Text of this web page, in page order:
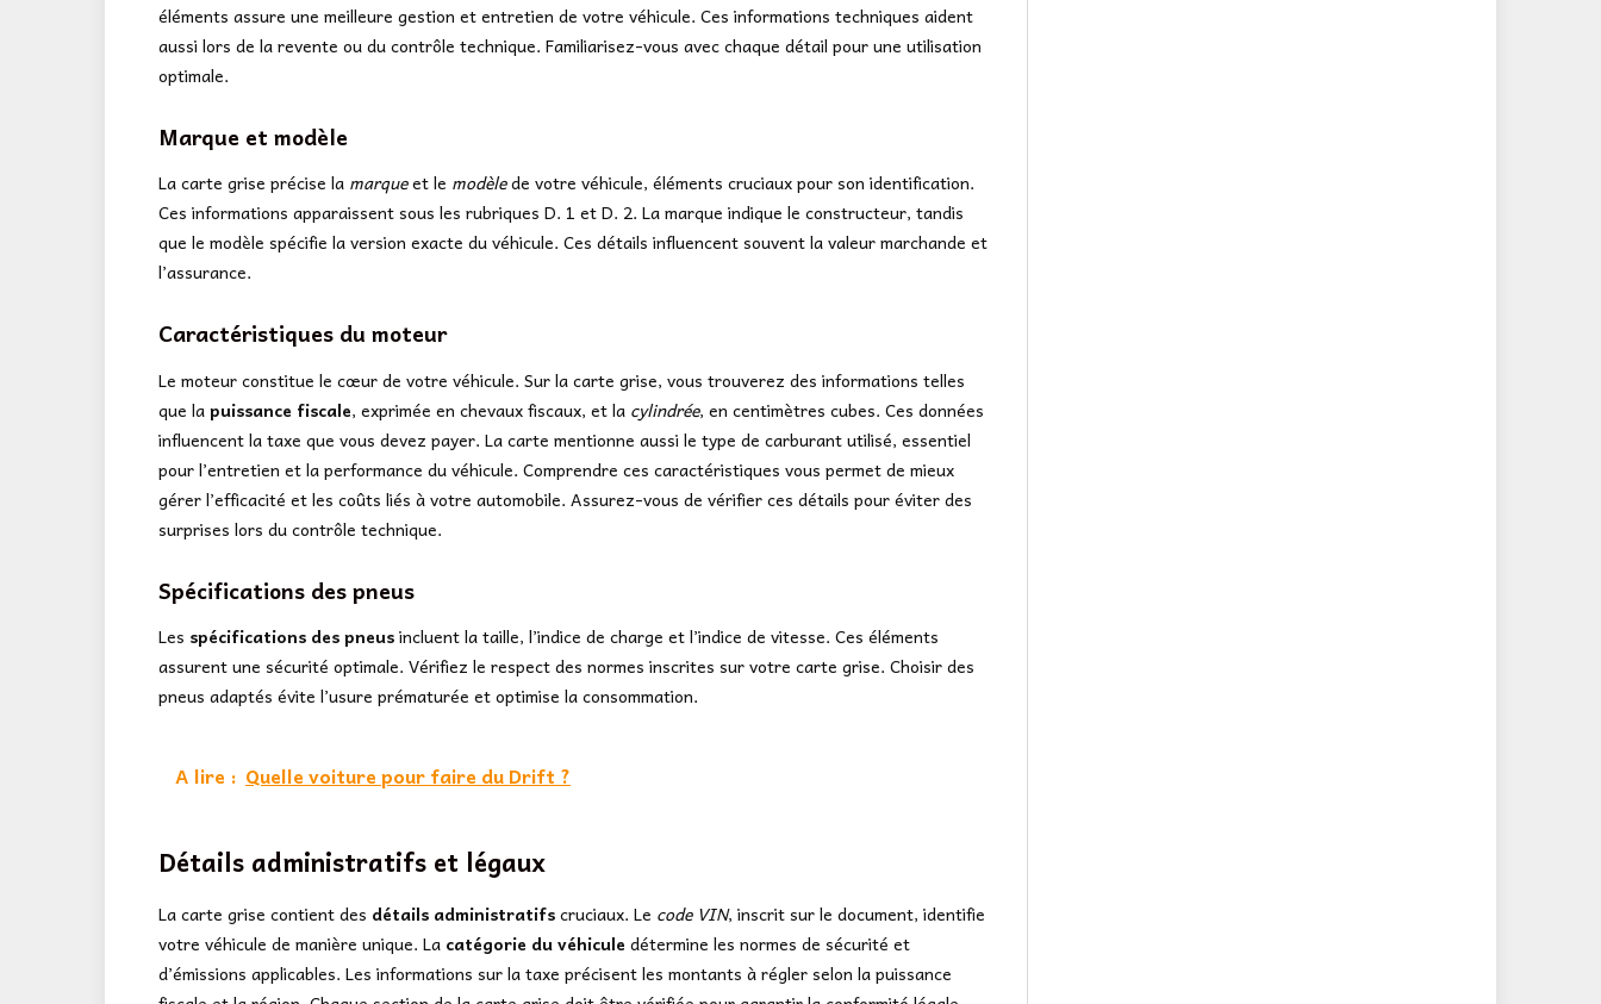
éléments assure une meilleure gestion et entretien de votre véhicule. Ces informations techniques aident
aussi lors de la revente ou du contrôle technique. Familiarisez-vous avec chaque détail pour une utilisation
optimale.
Marque et modèle
La carte grise précise la marqueet le modèlede votre véhicule, éléments cruciaux pour son identification.
Ces informations apparaissent sous les rubriques D. 1 et D. 2. La marque indique le constructeur, tandis
que le modèle spécifie la version exacte du véhicule. Ces détails influencent souvent la valeur marchande et
l’assurance.
Caractéristiques du moteur
Le moteur constitue le cœur de votre véhicule. Sur la carte grise, vous trouverez des informations telles
que lapuissance fiscale, exprimée en chevaux fiscaux, et la cylindrée, en centimètres cubes. Ces données
influencent la taxe que vous devez payer. La carte mentionne aussi le type de carburant utilisé, essentiel
pour l’entretien et la performance du véhicule. Comprendre ces caractéristiques vous permet de mieux
gérer l’efficacité et les coûts liés à votre automobile. Assurez-vous de vérifier ces détails pour éviter des
surprises lors du contrôle technique.
Spécifications des pneus
Les spécifications des pneusincluent la taille, l’indice de charge et l’indice de vitesse. Ces éléments
assurent une sécurité optimale. Vérifiez le respect des normes inscrites sur votre carte grise. Choisir des
pneus adaptés évite l’usure prématurée et optimise la consommation.
A lire : Quelle voiture pour faire du Drift ?
Détails administratifs et légaux
La carte grise contient des détails administratifscruciaux. Le code VIN, inscrit sur le document, identifie
votre véhicule de manière unique. La catégorie du véhicule détermine les normes de sécurité et
d’émissions applicables. Les informations sur la taxe précisent les montants à régler selon la puissance